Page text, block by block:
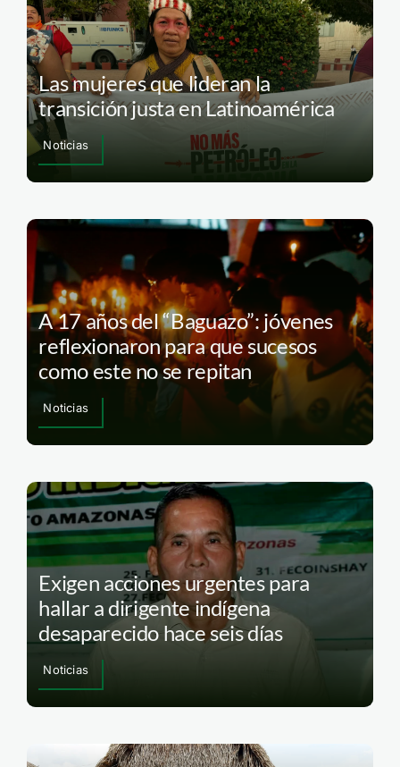
Las mujeres que lideran la
transición justa en Latinoamérica
Noticias
A 17 años del “Baguazo”: jóvenes
reflexionaron para que sucesos
como este no se repitan
Noticias
Exigen acciones urgentes para
hallar a dirigente indígena
desaparecido hace seis días
Noticias